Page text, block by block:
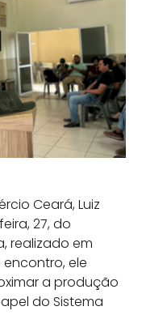
Ceará, Luiz
27, do
realizado em
ele
a produção
do Sistema